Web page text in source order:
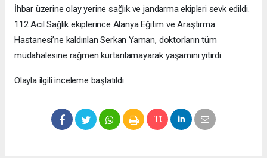
İhbar üzerine olay yerine sağlık ve jandarma ekipleri sevk edildi.
112 Acil Sağlık ekiplerince Alanya Eğitim ve Araştırma
Hastanesi’ne kaldırılan Serkan Yaman, doktorların tüm
müdahalesine rağmen kurtarılamayarak yaşamını yitirdi.
Olayla ilgili inceleme başlatıldı.